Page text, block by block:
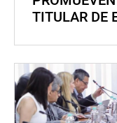
TITULAR DE